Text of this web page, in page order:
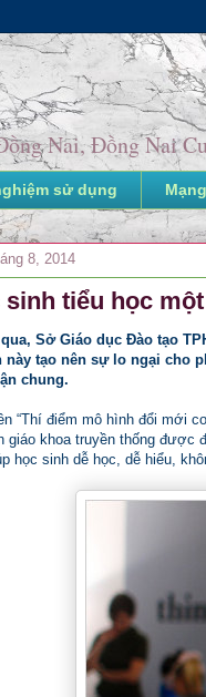
Nai, Đồng Nai
sử dụng
8, 2014
sinh tiểu học
qua, Sở Giáo dục Đào tạo
này tạo nên sự lo ngại cho
chung.
“Thí điểm mô hình đổi mới
giáo khoa truyền thống
học sinh dễ học, dễ hiểu,